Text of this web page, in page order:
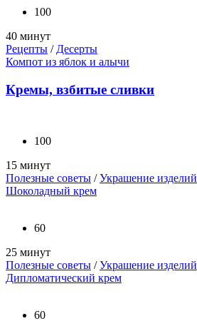
100
40 минут
Рецепты / Десерты
Компот из яблок и алычи
Кремы, взбитые сливки
100
15 минут
Полезные советы /Украшение изделий
Шоколадный крем
60
25 минут
Полезные советы /Украшение изделий
Дипломатический крем
60